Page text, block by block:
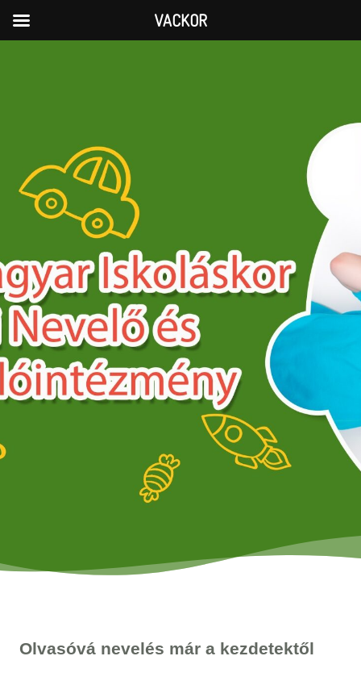
Olvasóvá nevelés már a kezdetektől
VACKOR